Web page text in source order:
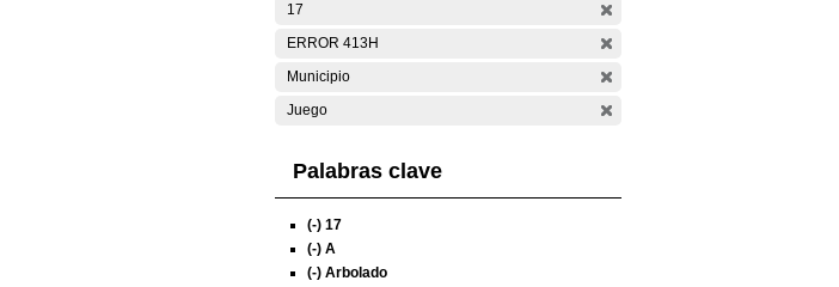
17
ERROR 413H
Municipio
Juego
Palabras clave
(-) 17
(-) A
(-) Arbolado